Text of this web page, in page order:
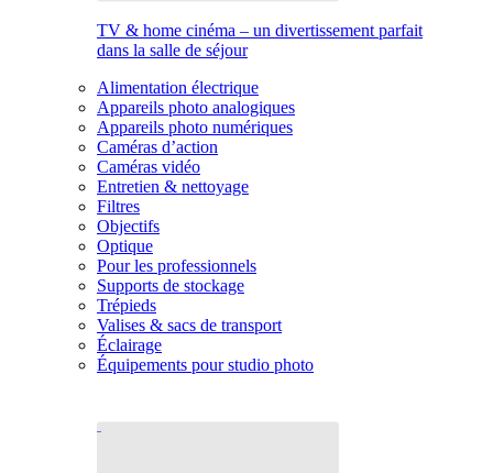
TV & home cinéma – un divertissement parfait
dans la salle de séjour
Alimentation électrique
Appareils photo analogiques
Appareils photo numériques
Caméras d’action
Caméras vidéo
Entretien & nettoyage
Filtres
Objectifs
Optique
Pour les professionnels
Supports de stockage
Trépieds
Valises & sacs de transport
Éclairage
Équipements pour studio photo